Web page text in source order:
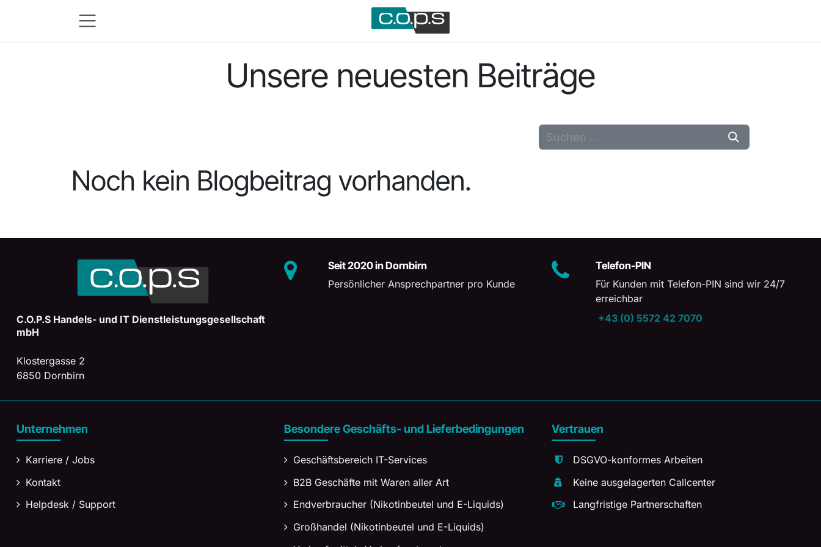
Unsere neuesten Beiträge
Noch kein Blogbeitrag vorhanden.
C.O.P.S Handels- und IT Dienstleistungsgesellschaft
mbH
Klostergasse 2
6850 Dornbirn
Seit 2020 in Dornbirn
Persönlicher Ansprechpartner pro Kunde
Telefon-PIN
Für Kunden mit Telefon-PIN sind wir 24/7
erreichbar
+43 (0) 5572 42 7070
Unternehmen
Karriere / Jobs
Kontakt
Helpdesk / Support
Besondere Geschäfts- und Lieferbedingungen
Geschäftsbereich IT-Services
B2B Geschäfte mit Waren aller Art
Endverbraucher (Nikotinbeutel und E-Liquids)
Großhandel (Nikotinbeutel und E-Liquids)
Vertrauen
DSGVO-konformes Arbeiten
Keine ausgelagerten Callcenter
Langfristige Partnerschaften